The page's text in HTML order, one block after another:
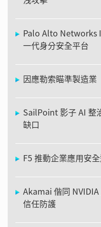
Palo Alto Networks
一代身分安全平台
因應勒索瞄準製造
SailPoint 影子 AI
缺口
F5 推動企業應用安
Akamai 偕同
信任防護